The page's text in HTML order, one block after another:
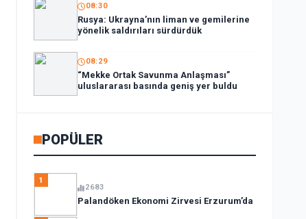
08:30
Rusya: Ukrayna’nın liman ve gemilerine
yönelik saldırıları sürdürdük
08:29
“Mekke Ortak Savunma Anlaşması”
uluslararası basında geniş yer buldu
POPÜLER
1
2683
Palandöken Ekonomi Zirvesi Erzurum’da